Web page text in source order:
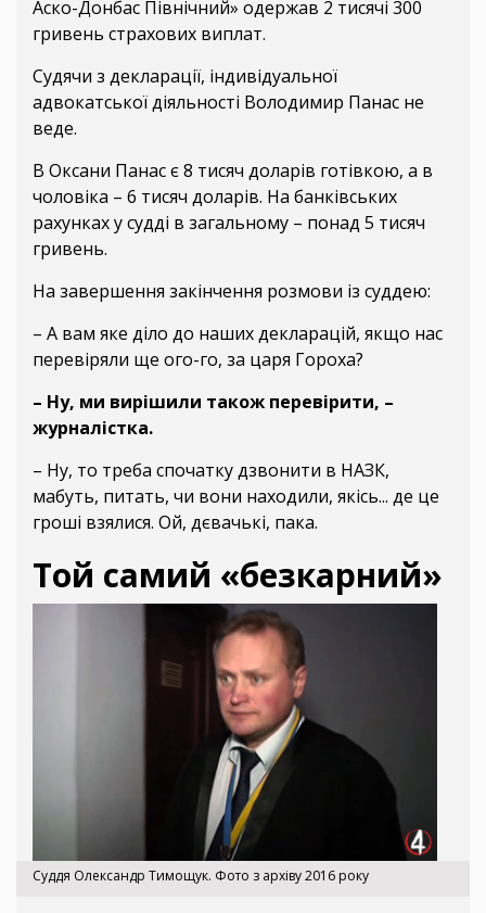
Аско-Донбас Північний» одержав 2 тисячі 300
гривень страхових виплат.
Судячи з декларації, індивідуальної
адвокатської діяльності Володимир Панас не
веде.
В Оксани Панас є 8 тисяч доларів готівкою, а в
чоловіка – 6 тисяч доларів. На банківських
рахунках у судді в загальному – понад 5 тисяч
гривень.
На завершення закінчення розмови із суддею:
– А вам яке діло до наших декларацій, якщо нас
перевіряли ще ого-го, за царя Гороха?
– Ну, ми вирішили також перевірити, –
журналістка.
– Ну, то треба спочатку дзвонити в НАЗК,
мабуть, питать, чи вони находили, якісь... де це
гроші взялися. Ой, дєвачькі, пака.
Той самий «безкарний»
Суддя Олександр Тимощук. Фото з архіву 2016 року